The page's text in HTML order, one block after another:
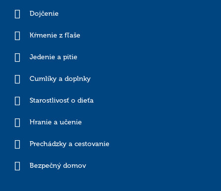
Dojčenie
Kŕmenie z fľaše
Jedenie a pitie
Cumlíky a doplnky
Starostlivosť o dieťa
Hranie a učenie
Prechádzky a cestovanie
Bezpečný domov